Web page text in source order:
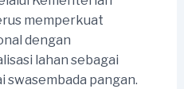
memperkuat
dengan
lahan sebagai
pangan.